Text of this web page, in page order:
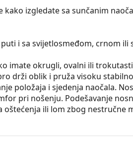
izgledate sa sunčanim
i sa svijetlosmeđom, crnom ili
imate okrugli, ovalni ili
drži oblik i pruža visoku
položaja i sjedenja naočala.
pri nošenju. Podešavanje
ili lom zbog nestručne
su za oči, jer ne utječu na